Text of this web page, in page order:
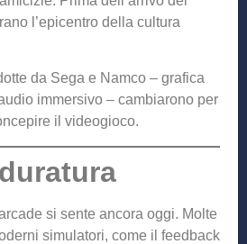
l’epicentro della cultura
da Sega e Namco – grafica
immersivo – cambiarono per
il videogioco.
si sente ancora oggi. Molte
simulatori, come il feedback